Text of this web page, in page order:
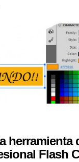
herramienta
Flash